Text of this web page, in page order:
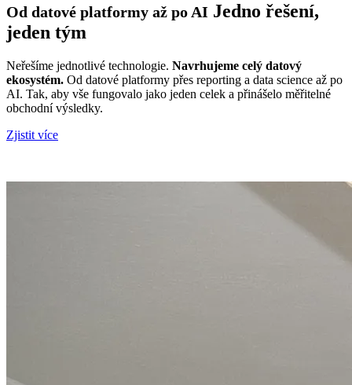
Od datové platformy až po AI Jedno řešení,
jeden tým
Neřešíme jednotlivé technologie. Navrhujeme celý datový
ekosystém. Od datové platformy přes reporting a data science až po
AI. Tak, aby vše fungovalo jako jeden celek a přinášelo měřitelné
obchodní výsledky.
Zjistit více